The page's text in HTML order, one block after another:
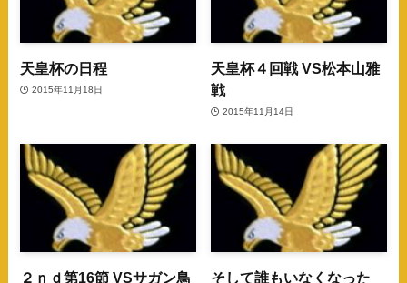
天皇杯の日程
2015年11月18日
天皇杯４回戦 VS松本山雅
戦
2015年11月14日
２ｎｄ第16節 VSサガン鳥 そして誰もいなくなった